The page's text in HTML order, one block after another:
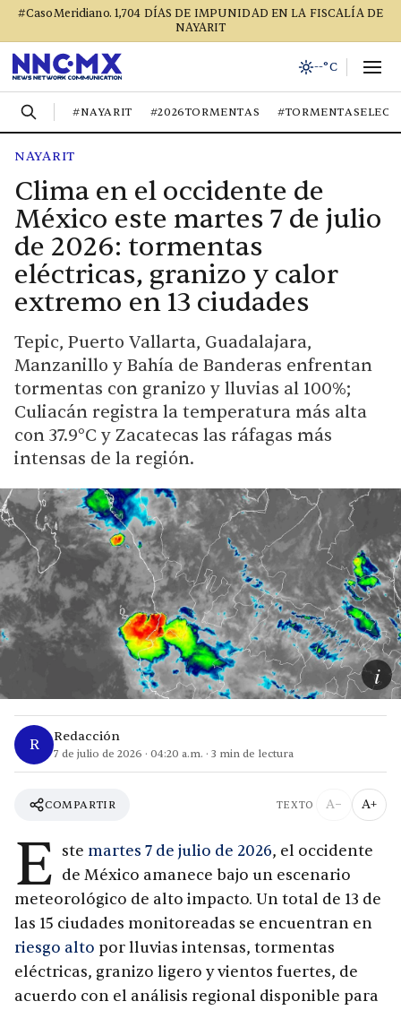
#CasoMeridiano. 1,704 DÍAS DE IMPUNIDAD EN LA FISCALÍA DE
NAYARIT
--°C
#NAYARIT #2026TORMENTAS
NAYARIT
Clima en el occidente de
México este martes 7 de julio
de 2026: tormentas
eléctricas, granizo y calor
extremo en 13 ciudades
Tepic, Puerto Vallarta, Guadalajara,
Manzanillo y Bahía de Banderas enfrentan
tormentas con granizo y lluvias al 100%;
Culiacán registra la temperatura más alta
con 37.9°C y Zacatecas las ráfagas más
intensas de la región.
i
R Redacción
7 de julio de 2026 · 04:20 a.m. · 3 min de lectura
COMPARTIR TEXTO A− A+
E ste martes 7 de julio de 2026, el occidente
de México amanece bajo un escenario
meteorológico de alto impacto. Un total de 13 de
las 15 ciudades monitoreadas se encuentran en
riesgo alto por lluvias intensas, tormentas
eléctricas, granizo ligero y vientos fuertes, de
acuerdo con el análisis regional disponible para